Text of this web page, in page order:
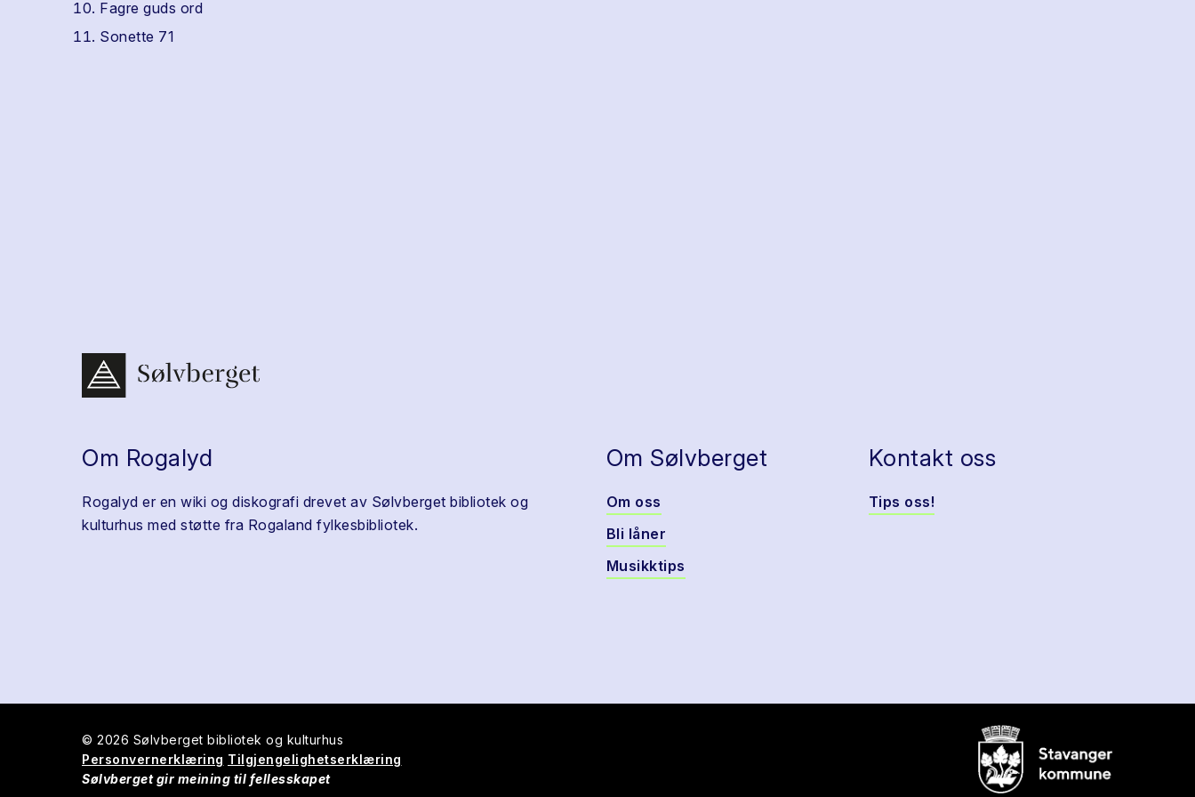
Fagre guds ord
Sonette 71
Om Rogalyd
Rogalyd er en wiki og diskografi drevet av Sølvberget bibliotek og
kulturhus med støtte fra Rogaland fylkesbibliotek.
Om Sølvberget
Om oss
Bli låner
Musikktips
Kontakt oss
Tips oss!
© 2026 Sølvberget bibliotek og kulturhus
Personvernerklæring Tilgjengelighetserklæring
Sølvberget gir meining til fellesskapet